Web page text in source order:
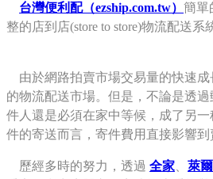
台灣便利配（ezship.com.tw） 簡單
整的店到店(store to store)物流配送系
由於網路拍賣市場交易量的快速
的物流配送市場。但是，不論是透
件人還是必須在家中等候，成了另
件的寄送而言，寄件費用直接影響到
歷經多時的努力，透過 全家 萊